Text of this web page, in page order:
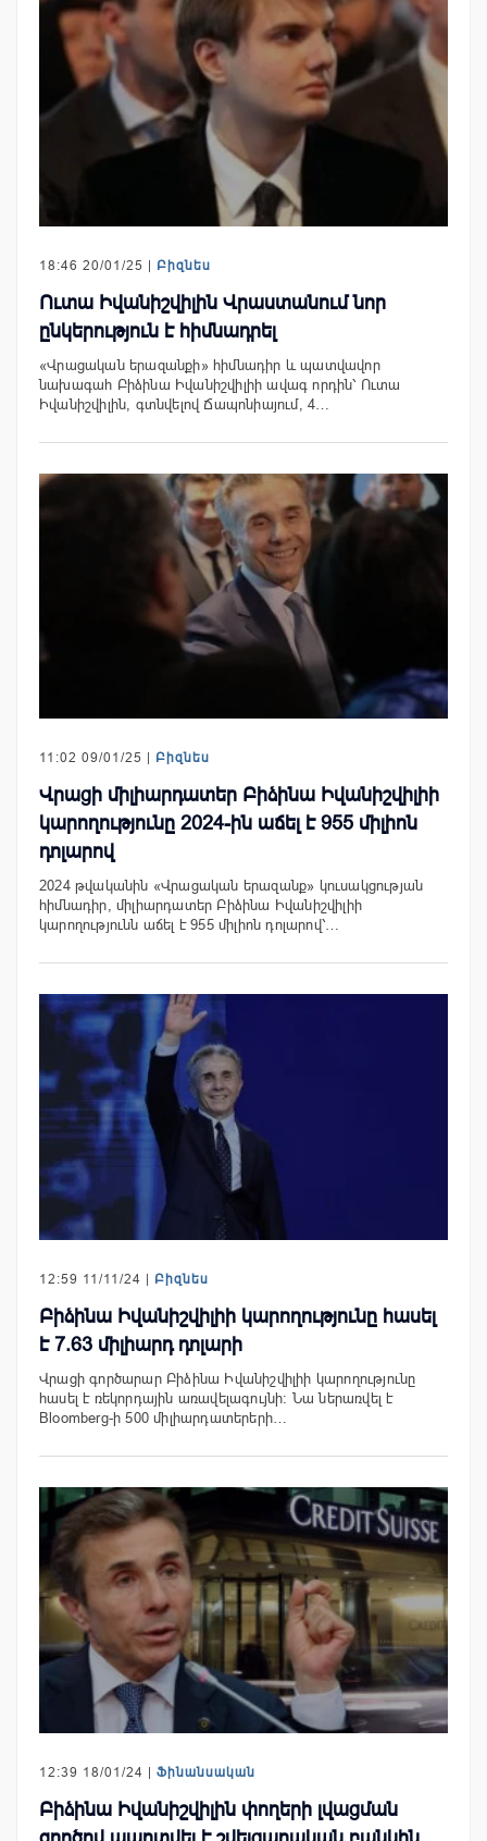
18:46 20/01/25 | Բիզնես
Ուտա Իվանիշվիլին Վրաստանում նոր
ընկերություն է հիմնադրել
«Վրացական երազանքի» հիմնադիր և պատվավոր
նախագահ Բիձինա Իվանիշվիլիի ավագ որդին՝ Ուտա
Իվանիշվիլին, գտնվելով Ճապոնիայում, 4…
11:02 09/01/25 | Բիզնես
Վրացի միլիարդատեր Բիձինա Իվանիշվիլիի
կարողությունը 2024-ին աճել է 955 միլիոն
դոլարով
2024 թվականին «Վրացական երազանք» կուսակցության
հիմնադիր, միլիարդատեր Բիձինա Իվանիշվիլիի
կարողությունն աճել է 955 միլիոն դոլարով՝…
12:59 11/11/24 | Բիզնես
Բիձինա Իվանիշվիլիի կարողությունը հասել
է 7.63 միլիարդ դոլարի
Վրացի գործարար Բիձինա Իվանիշվիլիի կարողությունը
հասել է ռեկորդային առավելագույնի: Նա ներառվել է
Bloomberg-ի 500 միլիարդատերերի…
12:39 18/01/24 | Ֆինանսական
Բիձինա Իվանիշվիլին փողերի լվացման